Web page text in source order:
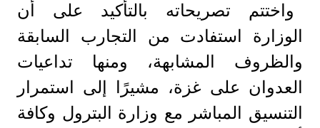
واختتم تصريحاته بالتأكيد على أن
الوزارة استفادت من التجارب السابقة
والظروف المشابهة، ومنها تداعيات
العدوان على غزة، مشيرًا إلى استمرار
التنسيق المباشر مع وزارة البترول وكافة